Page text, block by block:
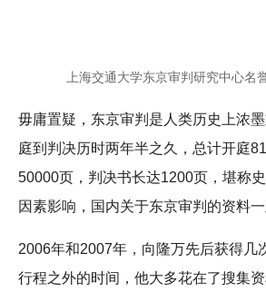
上海交通大学东京审判研究中心名
毋庸置疑，东京审判是人类历史上浓
庭到判决历时两年半之久，总计开庭
50000页，判决书长达1200页，堪称
因素影响，国内关于东京审判的资料一
2006年和2007年，向隆万先后获得几
行程之外的时间，他大多花在了搜集资